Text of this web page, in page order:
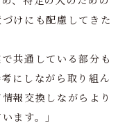
けにも配慮してきた
共通している部分も
にしながら取り組ん
報交換しながらより
ます。」